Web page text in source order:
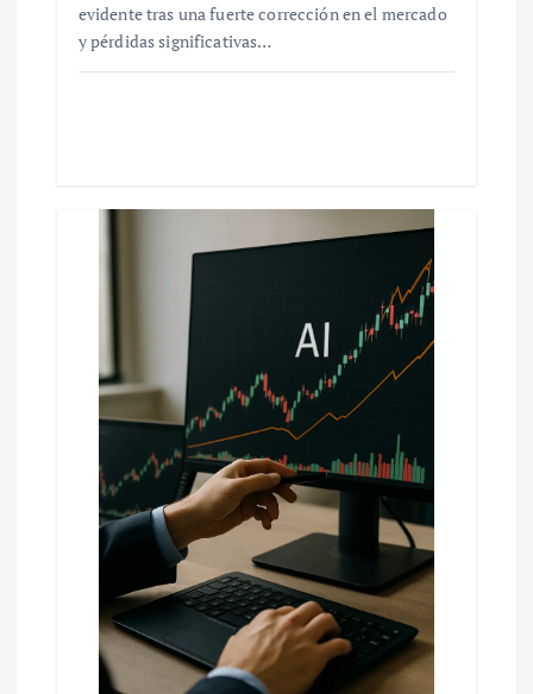
evidente tras una fuerte corrección en el mercado
y pérdidas significativas…